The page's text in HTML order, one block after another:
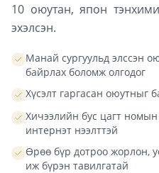
10 оюутан, япон
эхэлсэн.
Манай сургуульд элссэн
байрлах боломж олгодог
Хүсэлт гаргасан оюутныг
Хичээлийн бус цагт
интернэт нээлттэй
Өрөө бүр дотроо жорлон,
иж бүрэн тавилгатай